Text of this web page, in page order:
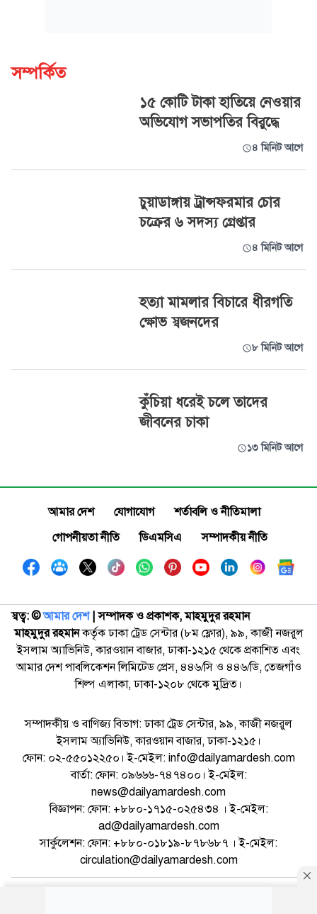
সম্পর্কিত
১৫ কোটি টাকা হাতিয়ে নেওয়ার
অভিযোগ সভাপতির বিরুদ্ধে
৪ মিনিট আগে
চুয়াডাঙ্গায় ট্রান্সফরমার চোর
চক্রের ৬ সদস্য গ্রেপ্তার
৪ মিনিট আগে
হত্যা মামলার বিচারে ধীরগতি
ক্ষোভ স্বজনদের
৮ মিনিট আগে
কুঁচিয়া ধরেই চলে তাদের
জীবনের চাকা
১৩ মিনিট আগে
আমার দেশ যোগাযোগ
শর্তাবলি ও নীতিমালা
গোপনীয়তা নীতি
ডিএমসিএ সম্পাদকীয় নীতি
স্বত্ব: ©️আমার দেশ| সম্পাদক ও প্রকাশক, মাহমুদুর রহমান
মাহমুদুর রহমানকর্তৃক ঢাকা ট্রেড সেন্টার (৮ম ফ্লোর), ৯৯, কাজী নজরুল
ইসলাম অ্যাভিনিউ, কারওয়ান বাজার, ঢাকা-১২১৫ থেকে প্রকাশিত এবং
আমার দেশ পাবলিকেশন লিমিটেড প্রেস, ৪৪৬/সি ও ৪৪৬/ডি, তেজগাঁও
শিল্প এলাকা, ঢাকা-১২০৮ থেকে মুদ্রিত।
সম্পাদকীয় ও বাণিজ্য বিভাগ: ঢাকা ট্রেড সেন্টার, ৯৯, কাজী নজরুল
ইসলাম অ্যাভিনিউ, কারওয়ান বাজার, ঢাকা-১২১৫।
ফোন: ০২-৫৫০১২২৫০। ই-মেইল: info@dailyamardesh.com
বার্তা: ফোন: ০৯৬৬৬-৭৪৭৪০০। ই-মেইল:
news@dailyamardesh.com
বিজ্ঞাপন: ফোন: +৮৮০-১৭১৫-০২৫৪৩৪ । ই-মেইল:
ad@dailyamardesh.com
সার্কুলেশন: ফোন: +৮৮০-০১৮১৯-৮৭৮৬৮৭ । ই-মেইল:
circulation@dailyamardesh.com